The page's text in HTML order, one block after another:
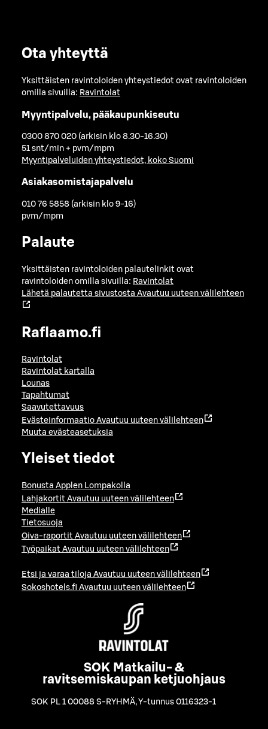
Ota yhteyttä
Yksittäisten ravintoloiden yhteystiedot ovat ravintoloiden
omilla sivuilla: Ravintolat
Myyntipalvelu, pääkaupunkiseutu
0300 870 020 (arkisin klo 8.30-16.30)
51 snt/min + pvm/mpm
Myyntipalveluiden yhteystiedot, koko Suomi
Asiakasomistajapalvelu
010 76 5858 (arkisin klo 9-16)
pvm/mpm
Palaute
Yksittäisten ravintoloiden palautelinkit ovat
ravintoloiden omilla sivuilla: Ravintolat
Lähetä palautetta sivustosta Avautuu uuteen välilehteen
Raflaamo.fi
Ravintolat
Ravintolat kartalla
Lounas
Tapahtumat
Saavutettavuus
Evästeinformaatio Avautuu uuteen välilehteen
Muuta evästeasetuksia
Yleiset tiedot
Bonusta Applen Lompakolla
Lahjakortit Avautuu uuteen välilehteen
Medialle
Tietosuoja
Oiva-raportit Avautuu uuteen välilehteen
Työpaikat Avautuu uuteen välilehteen
Etsi ja varaa tiloja Avautuu uuteen välilehteen
Sokoshotels.fi Avautuu uuteen välilehteen
SOK Matkailu- &
ravitsemiskaupan ketjuohjaus
SOK PL 1 00088 S-RYHMÄ,Y-tunnus 0116323-1